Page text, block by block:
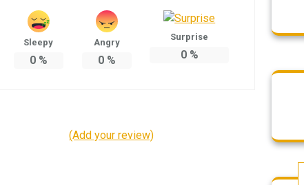
Sleepy
0%
Angry
0%
Surprise
0%
(Add your review)